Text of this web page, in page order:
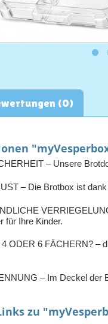
(0)
– Unsere
– Die Brotbox ist
für Ihre Kinder.
ODER 6 FÄCHERN? –
– Im Deckel der
zu